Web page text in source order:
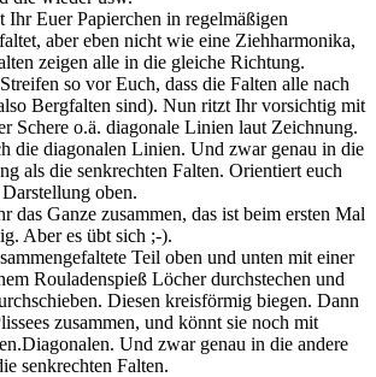
Ihr Euer Papierchen in regelmäßigen
aber eben nicht wie eine Ziehharmonika,
zeigen alle in die gleiche Richtung.
so vor Euch, dass die Falten alle nach
Bergfalten sind). Nun ritzt Ihr vorsichtig mit
Schere o.ä. diagonale Linien laut Zeichnung.
die diagonalen Linien. Und zwar genau in die
als die senkrechten Falten. Orientiert euch
oben.
das Ganze zusammen, das ist beim ersten Mal
Aber es übt sich ;-).
Teil oben und unten mit einer
Rouladenspieß Löcher durchstechen und
Diesen kreisförmig biegen. Dann
zusammen, und könnt sie noch mit
Und zwar genau in die andere
senkrechten Falten.